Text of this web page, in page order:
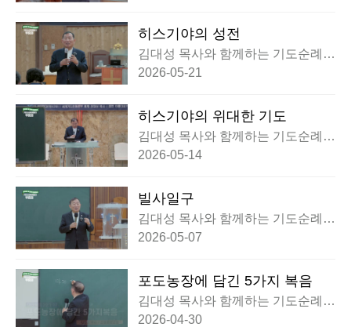
히스기야의 성전
김대성 목사와 함께하는 기도순례대
행전 부흥회
2026-05-21
히스기야의 위대한 기도
김대성 목사와 함께하는 기도순례대
행전 부흥회
2026-05-14
빌사일구
김대성 목사와 함께하는 기도순례대
행전 부흥회
2026-05-07
포도농장에 담긴 5가지 복음
김대성 목사와 함께하는 기도순례대
행전 부흥회
2026-04-30